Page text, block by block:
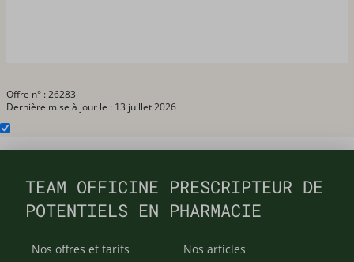
Offre n° : 26283
Dernière mise à jour le : 13 juillet 2026
TEAM OFFICINE PRESCRIPTEUR DE
POTENTIELS EN PHARMACIE
Nos offres et tarifs
Nos articles